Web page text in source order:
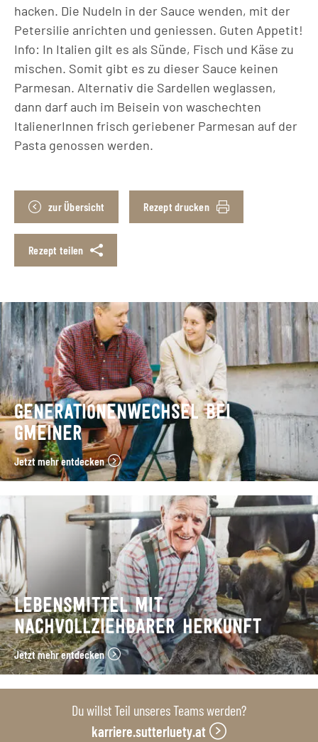
hacken. Die Nudeln in der Sauce wenden, mit der
Petersilie anrichten und geniessen. Guten Appetit!
Info: In Italien gilt es als Sünde, Fisch und Käse zu
mischen. Somit gibt es zu dieser Sauce keinen
Parmesan. Alternativ die Sardellen weglassen,
dann darf auch im Beisein von waschechten
ItalienerInnen frisch geriebener Parmesan auf der
Pasta genossen werden.
zur Übersicht Rezept drucken
Rezept teilen
GENERATIONENWECHSEL BEI
GMEINER
Jetzt mehr entdecken
LEBENSMITTEL MIT
NACHVOLLZIEHBARER HERKUNFT
Jetzt mehr entdecken
Du willst Teil unseres Teams werden?
karriere.sutterluety.at